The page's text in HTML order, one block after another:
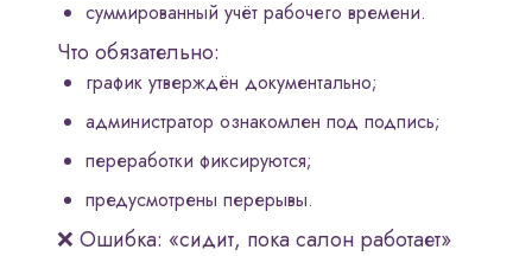
суммированный учёт рабочего времени.
Что обязательно:
график утверждён документально;
администратор ознакомлен под подпись;
переработки фиксируются;
предусмотрены перерывы.
❌ Ошибка: «сидит, пока салон работает»